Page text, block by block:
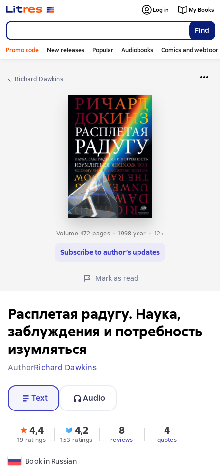
Find
Log in My Books
Promo code New releases Popular Audiobooks Comics and
Richard Dawkins
Volume 472 pages 1998 year 12+
Subscribe to author’s updates
Mark as read
Расплетая радугу. Наука,
заблуждения и потребность
изумляться
AuthorRichard Dawkins
Text Audio
4,4
19 ratings
4,2
153 ratings
8
reviews
4
quotes
Book in Russian